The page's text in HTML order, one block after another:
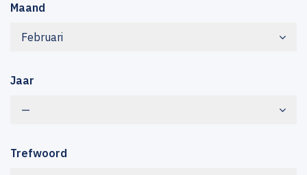
Maand
Februari
Jaar
—
Trefwoord